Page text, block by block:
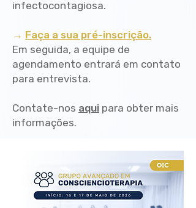
infectocontagiosa.
→ Faça a sua pré-inscrição.
Em seguida, a equipe de
agendamento entrará em contato
para entrevista.
Contate-nos aqui para obter mais
informações.